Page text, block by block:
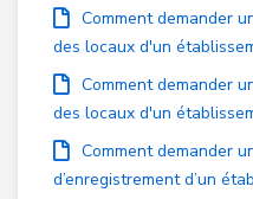
Comment demander
des locaux d'un
Comment demander
des locaux d'un
Comment demander
d’enregistrement d’un